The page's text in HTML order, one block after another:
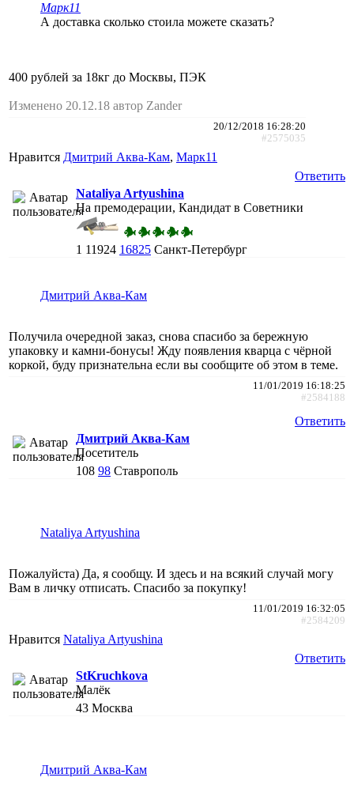
Марк11
А доставка сколько стоила можете сказать?
400 рублей за 18кг до Москвы, ПЭК
Изменено 20.12.18 автор Zander
20/12/2018 16:28:20
#2575035
Нравится Дмитрий Аква-Кам, Марк11
Ответить
Nataliya Artyushina
На премодерации, Кандидат в Советники
1 11924 16825 Санкт-Петербург
Дмитрий Аква-Кам
Получила очередной заказ, снова спасибо за бережную
упаковку и камни-бонусы! Жду появления кварца с чёрной
коркой, буду признательна если вы сообщите об этом в теме.
11/01/2019 16:18:25
#2584188
Ответить
Дмитрий Аква-Кам
Посетитель
108 98 Ставрополь
Nataliya Artyushina
Пожалуйста) Да, я сообщу. И здесь и на всякий случай могу
Вам в личку отписать. Спасибо за покупку!
11/01/2019 16:32:05
#2584209
Нравится Nataliya Artyushina
Ответить
StKruchkova
Малёк
43 Москва
Дмитрий Аква-Кам